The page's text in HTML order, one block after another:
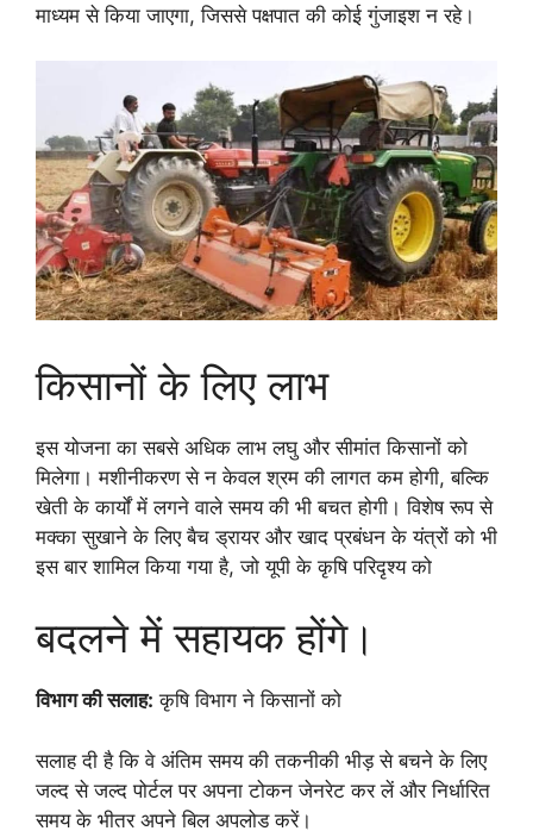
माध्यम से किया जाएगा, जिससे पक्षपात की कोई गुंजाइश न रहे।
किसानों के लिए लाभ
इस योजना का सबसे अधिक लाभ लघु और सीमांत किसानों को
मिलेगा। मशीनीकरण से न केवल श्रम की लागत कम होगी, बल्कि
खेती के कार्यों में लगने वाले समय की भी बचत होगी। विशेष रूप से
मक्का सुखाने के लिए बैच ड्रायर और खाद प्रबंधन के यंत्रों को भी
इस बार शामिल किया गया है, जो यूपी के कृषि परिदृश्य को
बदलने में सहायक होंगे।
विभाग की सलाह: कृषि विभाग ने किसानों को
सलाह दी है कि वे अंतिम समय की तकनीकी भीड़ से बचने के लिए
जल्द से जल्द पोर्टल पर अपना टोकन जेनरेट कर लें और निर्धारित
समय के भीतर अपने बिल अपलोड करें।